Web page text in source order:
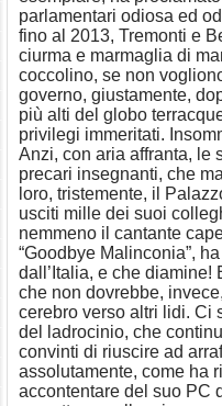
parlamentari odiosa ed
fino al 2013, Tremonti e
ciurma e marmaglia di
coccolino, se non
governo, giustamente,
più alti del globo
privilegi immeritati.
Anzi, con aria affranta, le
precari insegnanti, che
loro, tristemente, il
usciti mille dei suoi
nemmeno il cantante
“Goodbye Malinconia”,
dall’Italia, e che diamine!
che non dovrebbe,
cerebro verso altri lidi. Ci
del ladrocinio, che
convinti di riuscire ad
assolutamente, come ha
accontentare del suo PC